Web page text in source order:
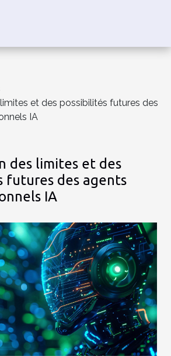
et des possibilités futures des
IA
des limites et des
futures des agents
IA